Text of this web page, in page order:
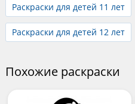
Раскраски для детей 11 лет
Раскраски для детей 12 лет
Похожие раскраски